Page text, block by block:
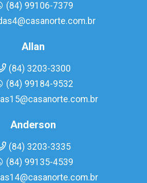
(84) 99106-7379
Allan
(84) 3203-3300
(84) 99184-9532
Anderson
(84) 3203-3335
(84) 99135-4539